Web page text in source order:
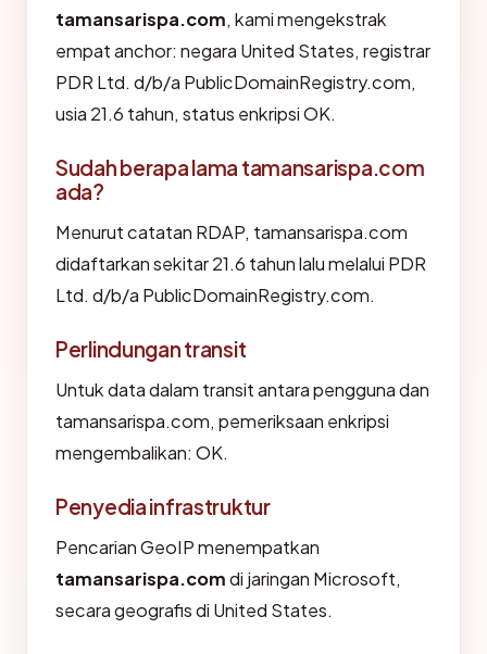
tamansarispa.com, kami mengekstrak
empat anchor: negara United States, registrar
PDR Ltd. d/b/a PublicDomainRegistry.com,
usia 21.6 tahun, status enkripsi OK.
Sudah berapa lama tamansarispa.com
ada?
Menurut catatan RDAP, tamansarispa.com
didaftarkan sekitar 21.6 tahun lalu melalui PDR
Ltd. d/b/a PublicDomainRegistry.com.
Perlindungan transit
Untuk data dalam transit antara pengguna dan
tamansarispa.com, pemeriksaan enkripsi
mengembalikan: OK.
Penyedia infrastruktur
Pencarian GeoIP menempatkan
tamansarispa.comdi jaringan Microsoft,
secara geografis di United States.